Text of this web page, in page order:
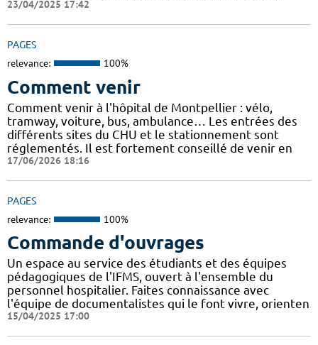
23/04/2025 17:42
PAGES
relevance: 100%
Comment venir
Comment venir à l'hôpital de Montpellier : vélo,
tramway, voiture, bus, ambulance… Les entrées des
différents sites du CHU et le stationnement sont
réglementés. Il est fortement conseillé de venir en
17/06/2026 18:16
PAGES
relevance: 100%
Commande d'ouvrages
Un espace au service des étudiants et des équipes
pédagogiques de l'IFMS, ouvert à l'ensemble du
personnel hospitalier. Faites connaissance avec
l'équipe de documentalistes qui le font vivre, orienten
15/04/2025 17:00